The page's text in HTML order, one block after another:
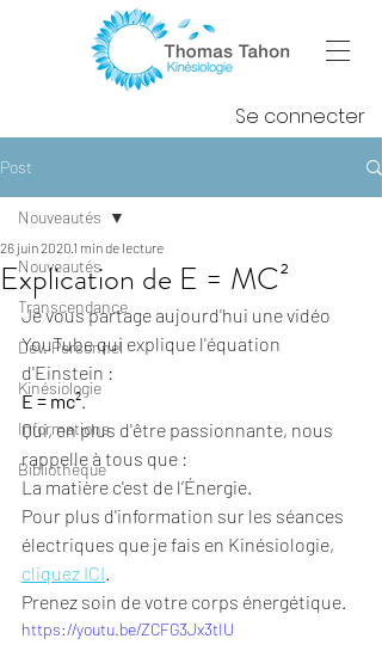
Se connecter
Post
Nouveautés
Transcendance
Dév. Personnel
Kinésiologie
Informations
Bibliothèque
Nouveautés
Explication de E = MC²
26 juin 2020 1 min de lecture
Je vous partage aujourd'hui une vidéo
YouTube qui explique l'équation
d'Einstein :
E = mc².
Qui, en plus d'être passionnante, nous
rappelle à tous que :
La matière c'est de l’Énergie.
Pour plus d'information sur les séances
électriques que je fais en Kinésiologie,
cliquez ICI.
Prenez soin de votre corps énergétique.
https://youtu.be/ZCFG3Jx3tIU